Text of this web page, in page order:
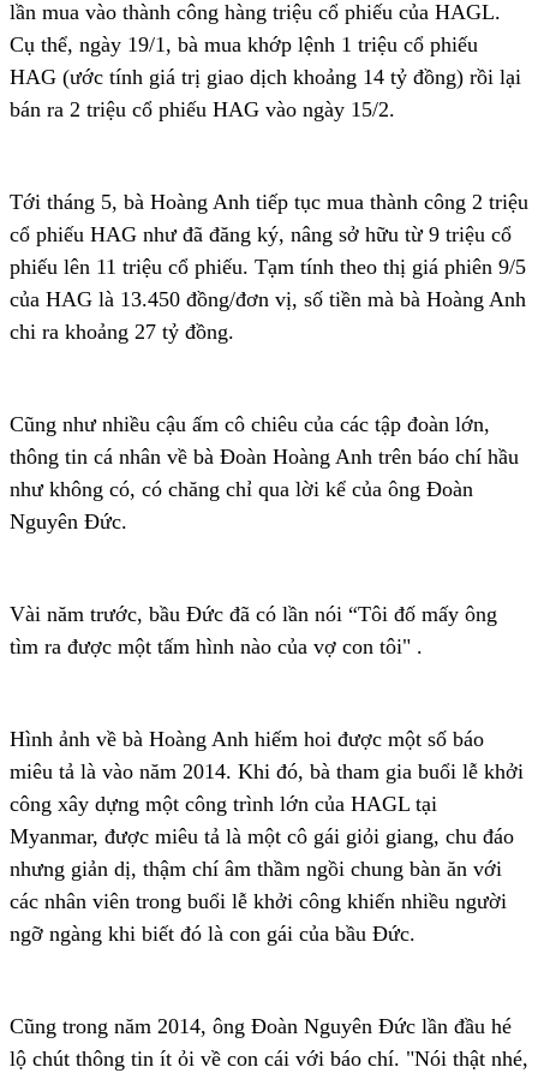
lần mua vào thành công hàng triệu cổ phiếu của HAGL.
Cụ thể, ngày 19/1, bà mua khớp lệnh 1 triệu cổ phiếu
HAG (ước tính giá trị giao dịch khoảng 14 tỷ đồng) rồi lại
bán ra 2 triệu cổ phiếu HAG vào ngày 15/2.
Tới tháng 5, bà Hoàng Anh tiếp tục mua thành công 2 triệu
cổ phiếu HAG như đã đăng ký, nâng sở hữu từ 9 triệu cổ
phiếu lên 11 triệu cổ phiếu. Tạm tính theo thị giá phiên 9/5
của HAG là 13.450 đồng/đơn vị, số tiền mà bà Hoàng Anh
chi ra khoảng 27 tỷ đồng.
Cũng như nhiều cậu ấm cô chiêu của các tập đoàn lớn,
thông tin cá nhân về bà Đoàn Hoàng Anh trên báo chí hầu
như không có, có chăng chỉ qua lời kể của ông Đoàn
Nguyên Đức.
Vài năm trước, bầu Đức đã có lần nói “Tôi đố mấy ông
tìm ra được một tấm hình nào của vợ con tôi" .
Hình ảnh về bà Hoàng Anh hiếm hoi được một số báo
miêu tả là vào năm 2014. Khi đó, bà tham gia buổi lễ khởi
công xây dựng một công trình lớn của HAGL tại
Myanmar, được miêu tả là một cô gái giỏi giang, chu đáo
nhưng giản dị, thậm chí âm thầm ngồi chung bàn ăn với
các nhân viên trong buổi lễ khởi công khiến nhiều người
ngỡ ngàng khi biết đó là con gái của bầu Đức.
Cũng trong năm 2014, ông Đoàn Nguyên Đức lần đầu hé
lộ chút thông tin ít ỏi về con cái với báo chí. "Nói thật nhé,